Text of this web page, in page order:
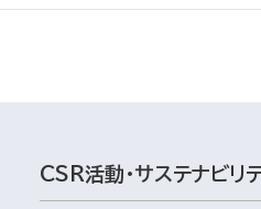
CSR活動・サステナビリ